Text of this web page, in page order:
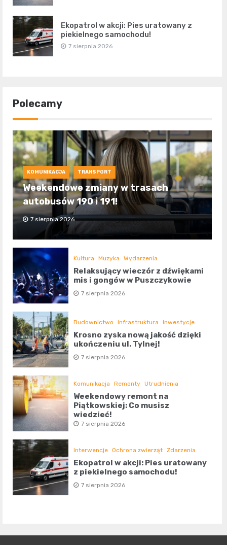
Ekopatrol w akcji: Pies uratowany z
piekielnego samochodu!
7 sierpnia 2026
Polecamy
KOMUNIKACJA TRANSPORT
Weekendowe zmiany w trasach
autobusów 190 i 191!
7 sierpnia 2026
Kultura Muzyka Wydarzenia
Relaksujący wieczór z dźwiękami
mis i gongów w Puszczykowie
7 sierpnia 2026
Budownictwo Infrastruktura Inwestycje
Krosno zyska nową jakość dzięki
ukończeniu ul. Tylnej!
7 sierpnia 2026
Komunikacja Remonty Utrudnienia
Weekendowy remont na
Piątkowskiej: Co musisz
wiedzieć!
7 sierpnia 2026
Interwencje Ochrona zwierząt Zdarzenia
Ekopatrol w akcji: Pies uratowany
z piekielnego samochodu!
7 sierpnia 2026